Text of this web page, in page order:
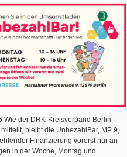
Wie der DRK-Kreisverband Berlin-
mitteilt, bleibt die UnbezahlBar, MP 9,
Finanzierung vorerst nur an
in der Woche, Montag und